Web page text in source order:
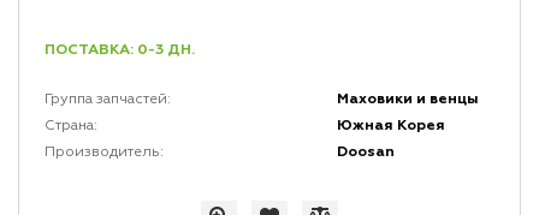
ПОСТАВКА: 0-3 ДН.
Группа запчастей: Маховики и венцы
Страна: Южная Корея
Производитель: Doosan